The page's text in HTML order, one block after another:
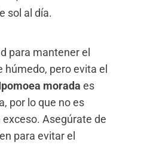
sol al día.
para mantener el
pero evita el
morada es
por lo que no es
Asegúrate de
para evitar el